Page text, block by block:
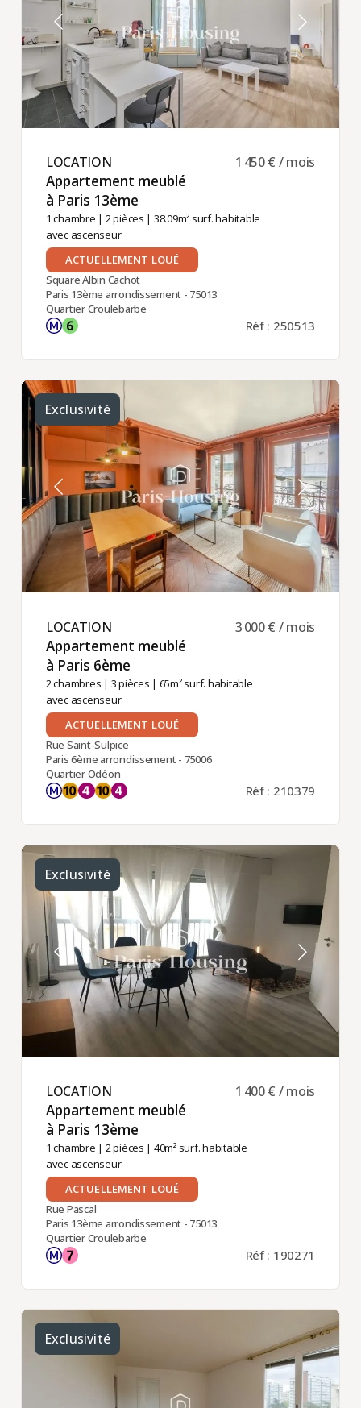
LOCATION ​
Appartement meublé
à Paris 13ème ​
1 chambre | 2 pièces | 38.09m² surf. habitable
avec ascenseur
1 450 € / mois
ACTUELLEMENT LOUÉ
Square Albin Cachot
Paris 13ème arrondissement - 75013
Quartier Croulebarbe
Réf : 250513
Exclusivité
LOCATION ​
Appartement meublé
à Paris 6ème ​
2 chambres | 3 pièces | 65m² surf. habitable
avec ascenseur
3 000 € / mois
ACTUELLEMENT LOUÉ
Rue Saint-Sulpice
Paris 6ème arrondissement - 75006
Quartier Odéon
Réf : 210379
Exclusivité
LOCATION ​
Appartement meublé
à Paris 13ème ​
1 chambre | 2 pièces | 40m² surf. habitable
avec ascenseur
1 400 € / mois
ACTUELLEMENT LOUÉ
Rue Pascal
Paris 13ème arrondissement - 75013
Quartier Croulebarbe
Réf : 190271
Exclusivité